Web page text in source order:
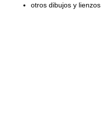
otros dibujos y lienzos.